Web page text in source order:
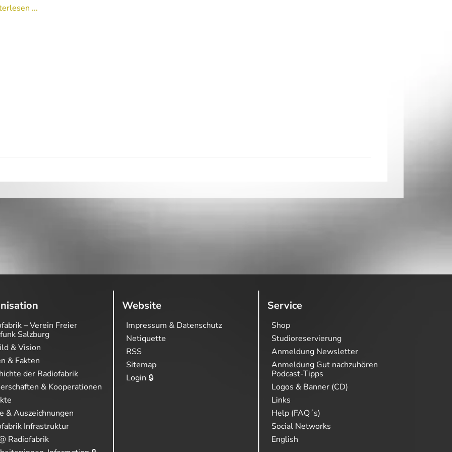
...
– Verein Freier
Salzburg
& Vision
& Fakten
der Radiofabrik
& Kooperationen
& Auszeichnungen
Infrastruktur
Radiofabrik
Website
Impressum & Datenschutz
Netiquette
RSS
Sitemap
Login 🔒
Service
Shop
Studioreservierung
Anmeldung Newsletter
Anmeldung Gut nachzuhören
Podcast-Tipps
Logos & Banner (CD)
Links
Help (FAQ´s)
Social Networks
English